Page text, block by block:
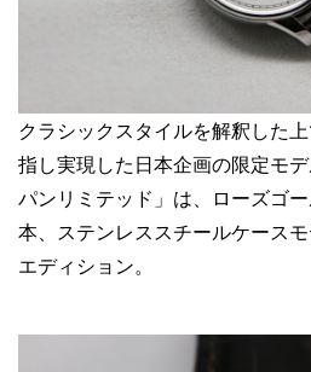
クラシックスタイルを解釈した
指し実現した日本企画の限定モ
パンリミテッド」は、ローズゴ
本、ステンレススチールケース
エディション。